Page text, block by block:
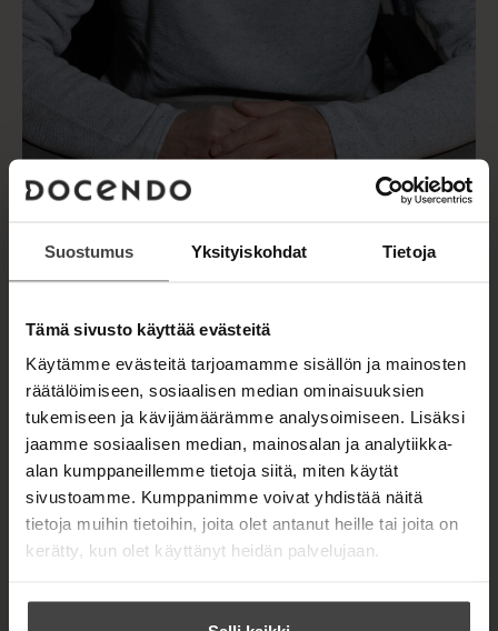
Suostumus Yksityiskohdat Tietoja
Tämä sivusto käyttää evästeitä
Käytämme evästeitä tarjoamamme sisällön ja mainosten
räätälöimiseen, sosiaalisen median ominaisuuksien
tukemiseen ja kävijämäärämme analysoimiseen. Lisäksi
jaamme sosiaalisen median, mainosalan ja analytiikka-
alan kumppaneillemme tietoja siitä, miten käytät
sivustoamme. Kumppanimme voivat yhdistää näitä
tietoja muihin tietoihin, joita olet antanut heille tai joita on
kerätty, kun olet käyttänyt heidän palvelujaan.
Kuva: Petri Mast
TEOKSET